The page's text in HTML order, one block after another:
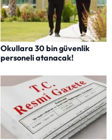
Okullara 30 bin güvenlik
personeli atanacak!